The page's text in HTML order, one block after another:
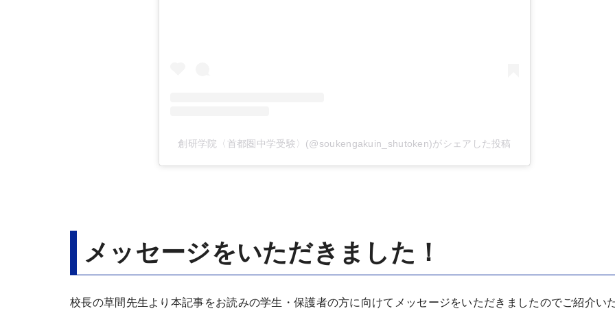
創研学院〈首都圏中学受験〉(@soukengakuin_shutoken)がシェアした投稿
メッセージをいただきました！
校長の草間先生より本記事をお読みの学生・保護者の方に向けてメッセージをいただきましたのでご紹介い